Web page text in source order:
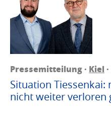
Pressemitteilung · Kiel
Situation
nicht weiter verloren